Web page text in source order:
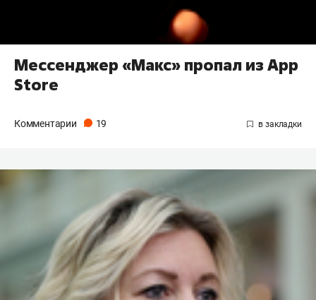
Мессенджер «Макс» пропал из App
Store
Комментарии 19